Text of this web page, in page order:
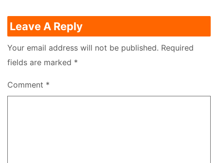
Leave A Reply
Your email address will not be published. Required
fields are marked *
Comment *